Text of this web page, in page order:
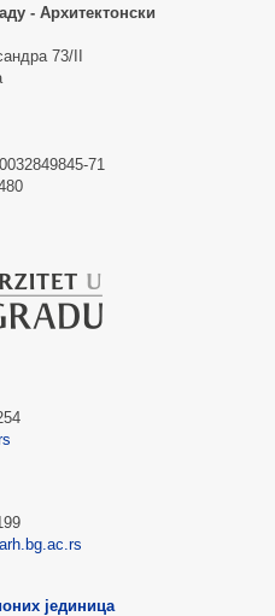
- Архитектонски
73/II
71
јединица